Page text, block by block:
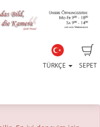
SEPET
TÜRKÇE